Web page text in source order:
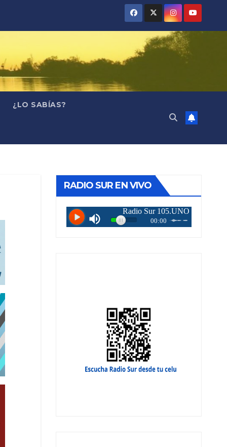
¿LO SABÍAS?
RADIO SUR EN VIVO